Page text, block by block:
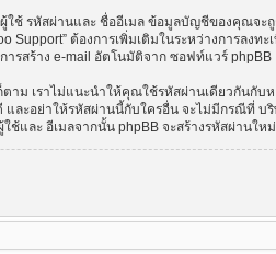
รหัสผ่านและ ชื่ออีเมล ข้อมูลบัญชีของคุณจะ
Support” ต้องการเพิ่มเติมในระหว่างการ
รสร้าง e-mail อัตโนมัติจาก ซอฟท์แวร์ phpBB
ม เราไม่แนะนำให้คุณใช้รหัสผ่านเดียวกันกับ
และอย่าให้รหัสผ่านนี้กับใครอื่น จะไม่มีกรณี
ช้และ อีเมลจากนั้น phpBB จะสร้างรหัสผ่านใ